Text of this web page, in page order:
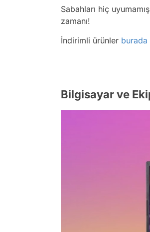
Sabahları hiç
zamanı!
İndirimli ürünler burada
Bilgisayar ve